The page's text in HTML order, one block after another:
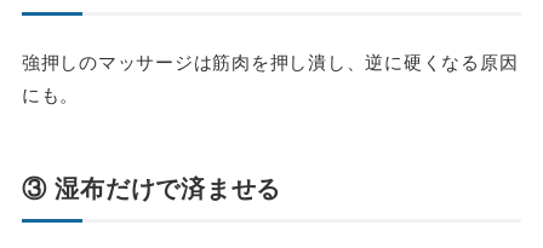
強押しのマッサージは筋肉を押し潰し、逆に硬くなる原因
にも。
③ 湿布だけで済ませる